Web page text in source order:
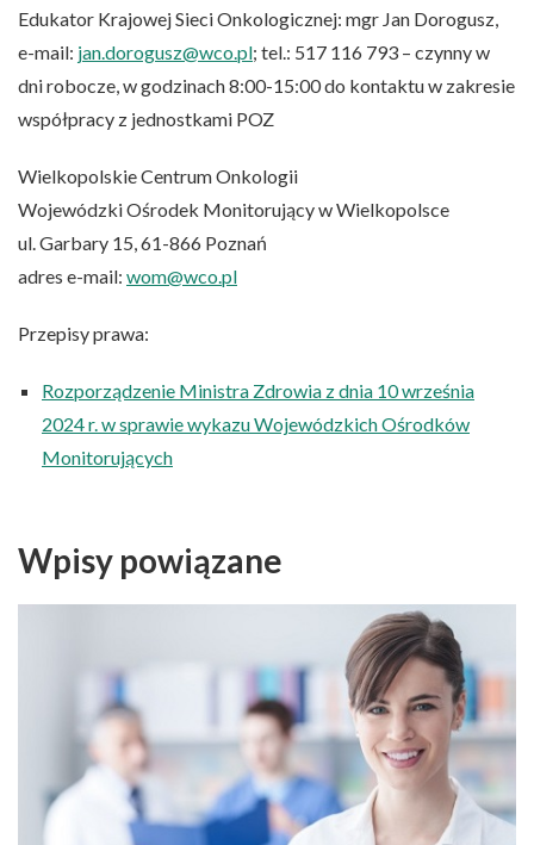
Edukator Krajowej Sieci Onkologicznej: mgr Jan Dorogusz,
e-mail: jan.dorogusz@wco.pl; tel.: 517 116 793 – czynny w
dni robocze, w godzinach 8:00-15:00 do kontaktu w zakresie
współpracy z jednostkami POZ
Wielkopolskie Centrum Onkologii
Wojewódzki Ośrodek Monitorujący w Wielkopolsce
ul. Garbary 15, 61-866 Poznań
adres e-mail: wom@wco.pl
Przepisy prawa:
Rozporządzenie Ministra Zdrowia z dnia 10 września
2024 r. w sprawie wykazu Wojewódzkich Ośrodków
Monitorujących
Wpisy powiązane